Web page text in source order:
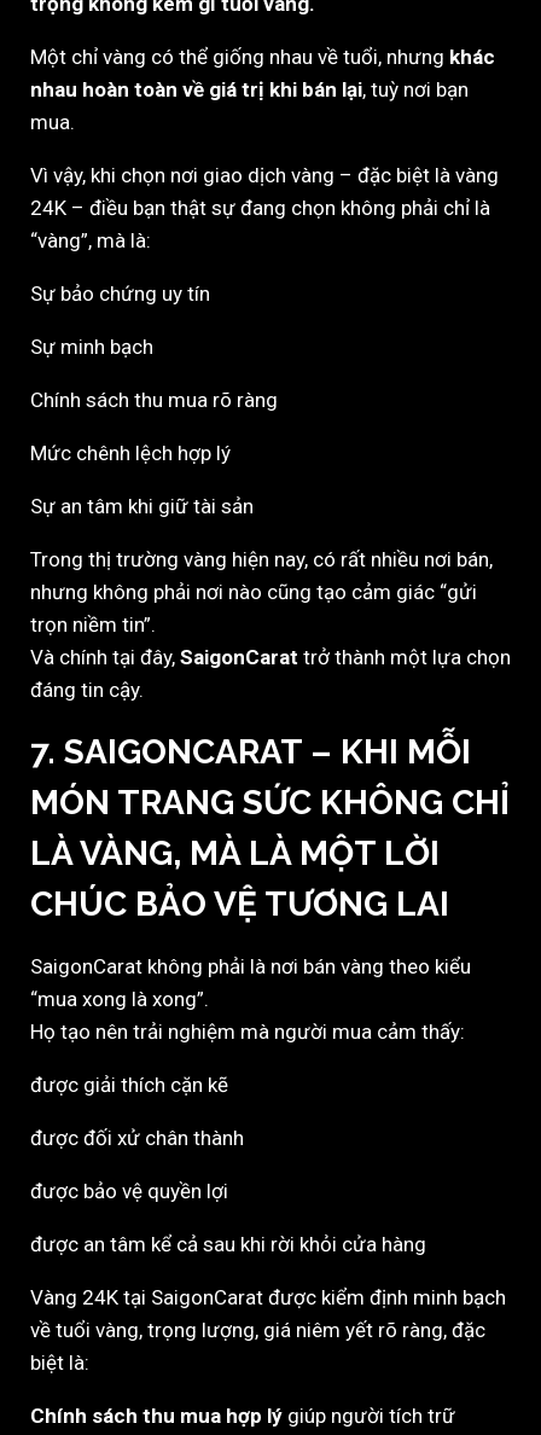
Một chỉ vàng có thể giống nhau về tuổi, nhưng khác
nhau hoàn toàn về giá trị khi bán lại, tuỳ nơi bạn
mua.
Vì vậy, khi chọn nơi giao dịch vàng – đặc biệt là vàng
24K – điều bạn thật sự đang chọn không phải chỉ là
“vàng”, mà là:
Sự bảo chứng uy tín
Sự minh bạch
Chính sách thu mua rõ ràng
Mức chênh lệch hợp lý
Sự an tâm khi giữ tài sản
Trong thị trường vàng hiện nay, có rất nhiều nơi bán,
nhưng không phải nơi nào cũng tạo cảm giác “gửi
trọn niềm tin”.
Và chính tại đây, SaigonCarat trở thành một lựa chọn
đáng tin cậy.
7. SAIGONCARAT – KHI MỖI
MÓN TRANG SỨC KHÔNG CHỈ
LÀ VÀNG, MÀ LÀ MỘT LỜI
CHÚC BẢO VỆ TƯƠNG LAI
SaigonCarat không phải là nơi bán vàng theo kiểu
“mua xong là xong”.
Họ tạo nên trải nghiệm mà người mua cảm thấy:
được giải thích cặn kẽ
được đối xử chân thành
được bảo vệ quyền lợi
được an tâm kể cả sau khi rời khỏi cửa hàng
Vàng 24K tại SaigonCarat được kiểm định minh bạch
về tuổi vàng, trọng lượng, giá niêm yết rõ ràng, đặc
biệt là:
Chính sách thu mua hợp lý giúp người tích trữ